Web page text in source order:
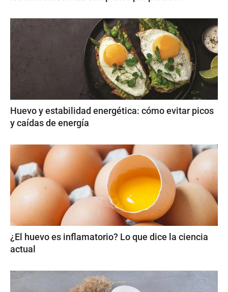
Huevo y estabilidad energética: cómo evitar picos
y caídas de energía
¿El huevo es inflamatorio? Lo que dice la ciencia
actual